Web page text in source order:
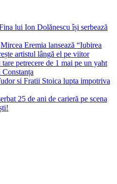
lui Ion Dolănescu își serbează
Mircea Eremia lansează “Iubirea
artistul lângă el pe viitor
tare petrecere de 1 mai pe un yaht
si Fratii Stoica lupta impotriva
25 de ani de carieră pe scena